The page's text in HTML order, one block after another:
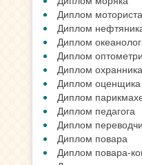
Диплом моториста
Диплом
Диплом
Диплом
Диплом охранника
Диплом оценщика
Диплом
Диплом педагога
Диплом
Диплом повара
Диплом повара-